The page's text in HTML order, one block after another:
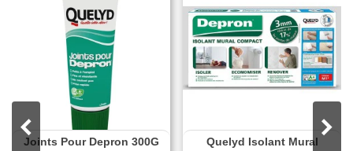
Joints Pour Depron 300G
Quelyd Isolant Mural